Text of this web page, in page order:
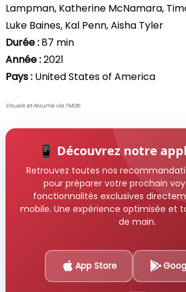
Lampman, Katherine McNamara,
Luke Baines, Kal Penn, Aisha Tyler
Durée :87 min
Année :2021
Pays : United States of America
Visuels et résumé via TMDb
📱 Découvrez notre
Retrouvez toutes nos
pour préparer votre prochain
fonctionnalités exclusives
mobile. Une expérience optimisée et
de main.
App Store